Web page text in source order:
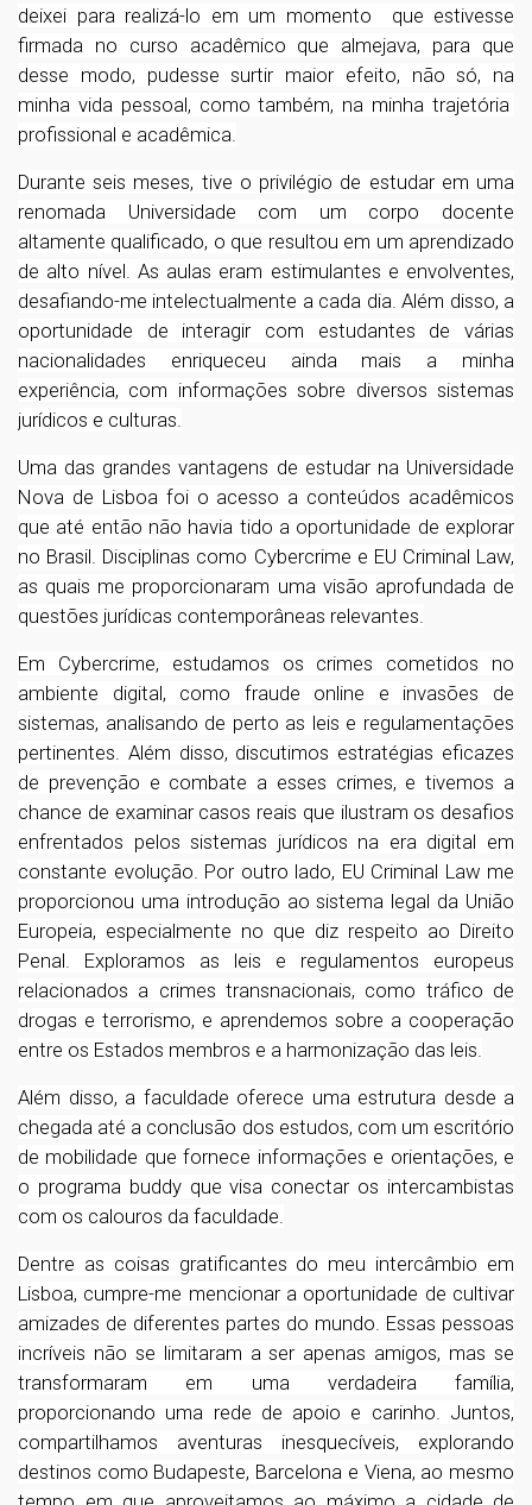
deixei para realizá-lo em um momento que estivesse
firmada no curso acadêmico que almejava, para que
desse modo, pudesse surtir maior efeito, não só, na
minha vida pessoal, como também, na minha trajetória
profissional e acadêmica.
Durante seis meses, tive o privilégio de estudar em uma
renomada Universidade com um corpo docente
altamente qualificado, o que resultou em um aprendizado
de alto nível. As aulas eram estimulantes e envolventes,
desafiando-me intelectualmente a cada dia. Além disso, a
oportunidade de interagir com estudantes de várias
nacionalidades enriqueceu ainda mais a minha
experiência, com informações sobre diversos sistemas
jurídicos e culturas.
Uma das grandes vantagens de estudar na Universidade
Nova de Lisboa foi o acesso a conteúdos acadêmicos
que até então não havia tido a oportunidade de explorar
no Brasil. Disciplinas como Cybercrime e EU Criminal Law,
as quais me proporcionaram uma visão aprofundada de
questões jurídicas contemporâneas relevantes.
Em Cybercrime, estudamos os crimes cometidos no
ambiente digital, como fraude online e invasões de
sistemas, analisando de perto as leis e regulamentações
pertinentes. Além disso, discutimos estratégias eficazes
de prevenção e combate a esses crimes, e tivemos a
chance de examinar casos reais que ilustram os desafios
enfrentados pelos sistemas jurídicos na era digital em
constante evolução. Por outro lado, EU Criminal Law me
proporcionou uma introdução ao sistema legal da União
Europeia, especialmente no que diz respeito ao Direito
Penal. Exploramos as leis e regulamentos europeus
relacionados a crimes transnacionais, como tráfico de
drogas e terrorismo, e aprendemos sobre a cooperação
entre os Estados membros e a harmonização das leis.
Além disso, a faculdade oferece uma estrutura desde a
chegada até a conclusão dos estudos, com um escritório
de mobilidade que fornece informações e orientações, e
o programa buddy que visa conectar os intercambistas
com os calouros da faculdade.
Dentre as coisas gratificantes do meu intercâmbio em
Lisboa, cumpre-me mencionar a oportunidade de cultivar
amizades de diferentes partes do mundo. Essas pessoas
incríveis não se limitaram a ser apenas amigos, mas se
transformaram em uma verdadeira família,
proporcionando uma rede de apoio e carinho. Juntos,
compartilhamos aventuras inesquecíveis, explorando
destinos como Budapeste, Barcelona e Viena, ao mesmo